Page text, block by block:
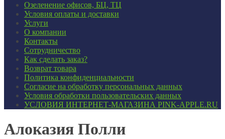
Озеленение офисов, БЦ, ТЦ
Условия оплаты и доставки
Услуги
О компании
Контакты
Сотрудничество
Как сделать заказ?
Возврат товара
Политика конфиденциальности
Согласие ​на обработку персональных данных
Условия обработки пользовательских данных
УСЛОВИЯ ИНТЕРНЕТ-МАГАЗИНА PINK-APPLE.RU
Алоказия Полли